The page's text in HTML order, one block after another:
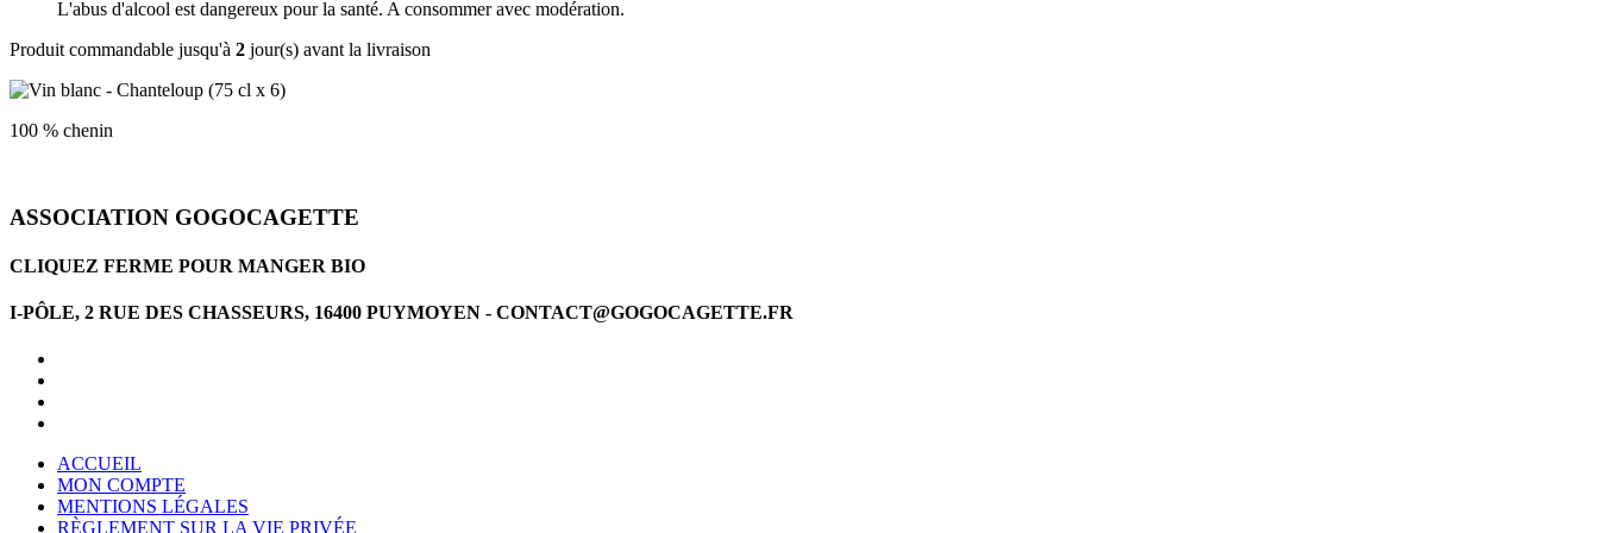
L'abus d'alcool est dangereux pour la santé. A consommer avec modération.
Produit commandable jusqu'à 2 jour(s) avant la livraison
100 % chenin
ASSOCIATION GOGOCAGETTE
CLIQUEZ FERME POUR MANGER BIO
I-PÔLE, 2 RUE DES CHASSEURS, 16400 PUYMOYEN - CONTACT@GOGOCAGETTE.FR
ACCUEIL
MON COMPTE
MENTIONS LÉGALES
RÈGLEMENT SUR LA VIE PRIVÉE